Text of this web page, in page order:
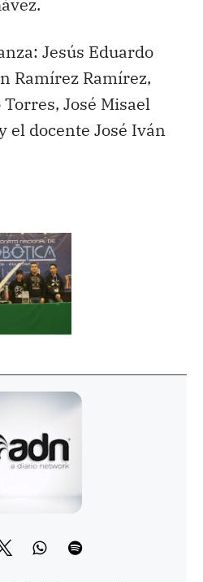
Jesús Eduardo
Ramírez Ramírez,
José Misael
el docente José Iván